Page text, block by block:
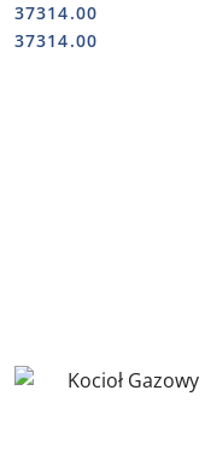
Cena:
37314.00
Cena:
37314.00